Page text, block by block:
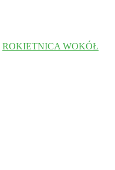
ROKIETNICA WOKÓŁ